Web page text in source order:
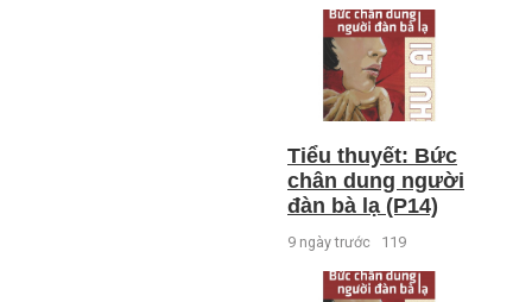
Tiểu thuyết: Bức
chân dung người
đàn bà lạ (P14)
9 ngày trước 119